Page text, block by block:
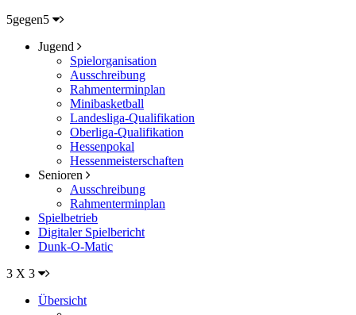
5gegen5
Jugend
Spielorganisation
Ausschreibung
Rahmenterminplan
Minibasketball
Landesliga-Qualifikation
Oberliga-Qualifikation
Hessenpokal
Hessenmeisterschaften
Senioren
Ausschreibung
Rahmenterminplan
Spielbetrieb
Digitaler Spielbericht
Dunk-O-Matic
3 X 3
Übersicht